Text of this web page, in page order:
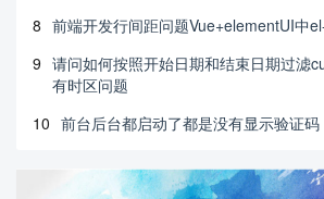
8 前端开发行间距问题Vue+elementUI中
9 请问如何按照开始日期和结束日期过滤
有时区问题
10 前台后台都启动了都是没有显示验证码